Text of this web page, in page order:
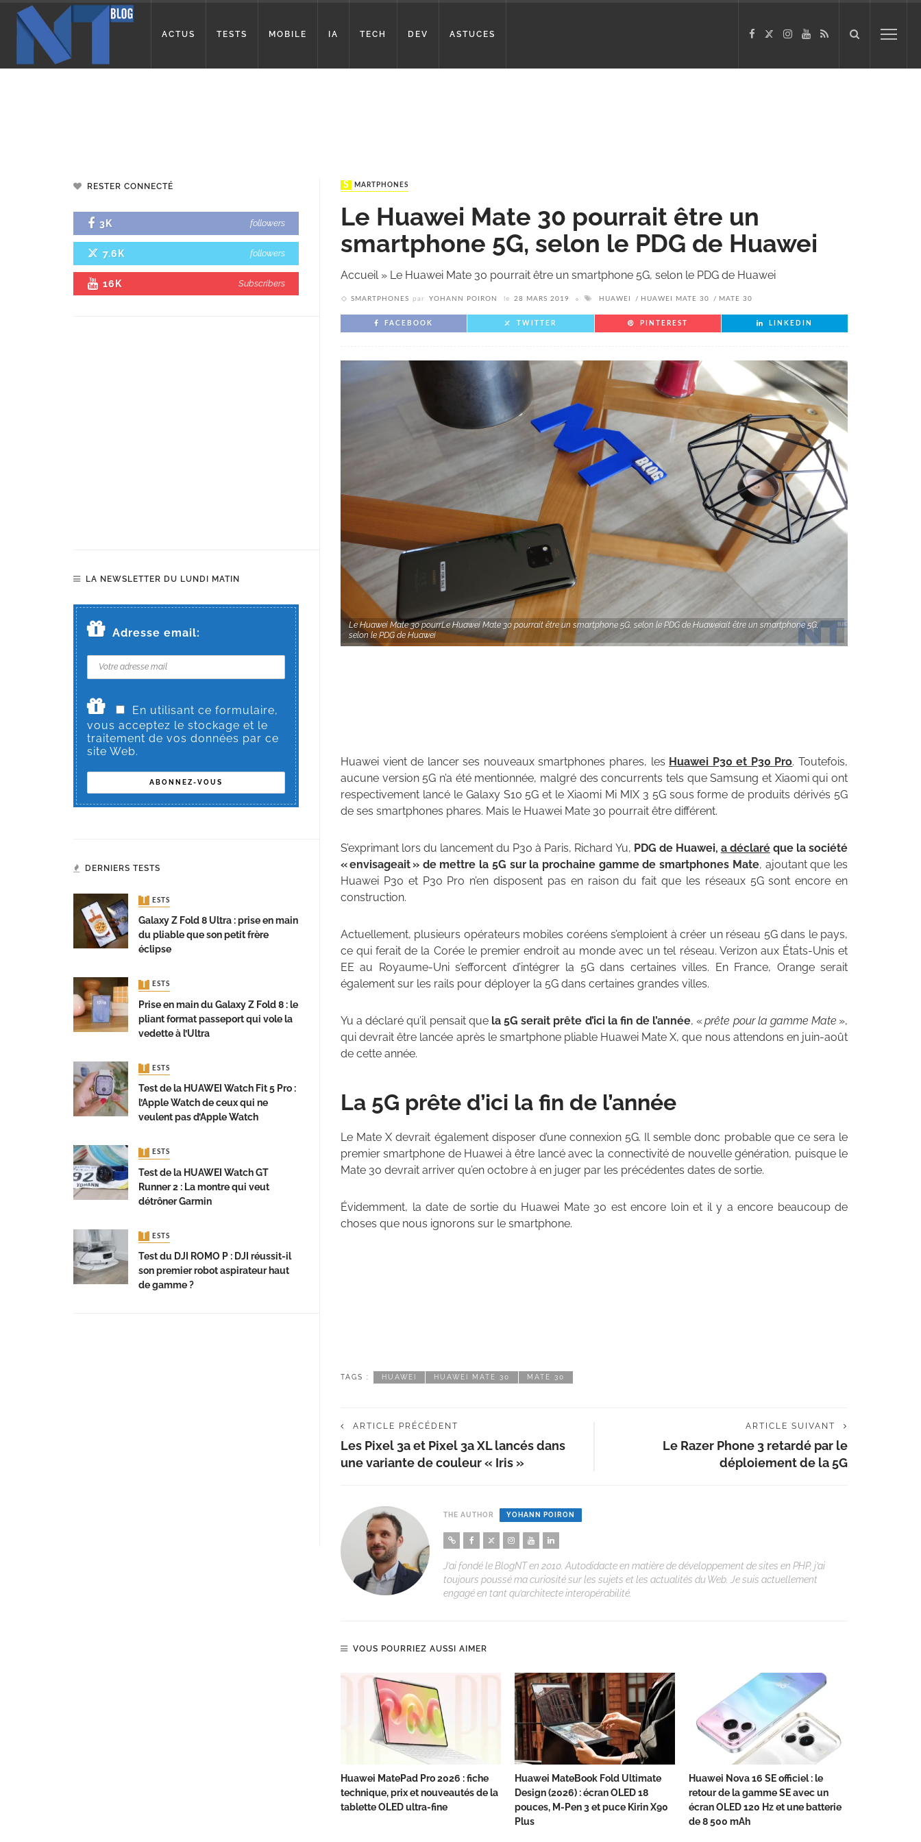
ACTUS TESTS MOBILE IA TECH DEV ASTUCES
SMARTPHONES
Le Huawei Mate 30 pourrait être un
smartphone 5G, selon le PDG de Huawei
Accueil» Le Huawei Mate 30 pourrait être un smartphone 5G, selon le PDG de Huawei
SMARTPHONES par YOHANN POIRON le 28 MARS 2019 HUAWEI HUAWEI MATE 30 MATE 30
FACEBOOK TWITTER PINTEREST LINKEDIN
Le Huawei Mate 30 pourrLe Huawei Mate 30 pourrait être un smartphone 5G, selon le PDG de Huaweiait être un smartphone 5G,
selon le PDG de Huawei
Huawei vient de lancer ses nouveaux smartphones phares, les Huawei P30 et P30 Pro. Toutefois,
aucune version 5G n’a été mentionnée, malgré des concurrents tels que Samsung et Xiaomi qui ont
respectivement lancé le Galaxy S10 5G et le Xiaomi Mi MIX 3 5G sous forme de produits dérivés 5G
de ses smartphones phares. Mais le Huawei Mate 30 pourrait être différent.
S’exprimant lors du lancement du P30 à Paris, Richard Yu, PDG de Huawei, a déclaréque la société
« envisageait » de mettre la 5G sur la prochaine gamme de smartphones Mate, ajoutant que les
Huawei P30 et P30 Pro n’en disposent pas en raison du fait que les réseaux 5G sont encore en
construction.
Actuellement, plusieurs opérateurs mobiles coréens s’emploient à créer un réseau 5G dans le pays,
ce qui ferait de la Corée le premier endroit au monde avec un tel réseau. Verizon aux États-Unis et
EE au Royaume-Uni s’efforcent d’intégrer la 5G dans certaines villes. En France, Orange serait
également sur les rails pour déployer la 5G dans certaines grandes villes.
Yu a déclaré qu’il pensait que la 5G serait prête d’ici la fin de l’année, «prête pour la gamme Mate »,
qui devrait être lancée après le smartphone pliable Huawei Mate X, que nous attendons en juin-août
de cette année.
La 5G prête d’ici la fin de l’année
Le Mate X devrait également disposer d’une connexion 5G. Il semble donc probable que ce sera le
premier smartphone de Huawei à être lancé avec la connectivité de nouvelle génération, puisque le
Mate 30 devrait arriver qu’en octobre à en juger par les précédentes dates de sortie.
Évidemment, la date de sortie du Huawei Mate 30 est encore loin et il y a encore beaucoup de
choses que nous ignorons sur le smartphone.
TAGS : HUAWEI HUAWEI MATE 30 MATE 30
ARTICLE PRÉCÉDENT
Les Pixel 3a et Pixel 3a XL lancés dans
une variante de couleur « Iris »
ARTICLE SUIVANT
Le Razer Phone 3 retardé par le
déploiement de la 5G
THE AUTHOR YOHANN POIRON
J’ai fondé le BlogNT en 2010. Autodidacte en matière de développement de sites en PHP, j’ai
toujours poussé ma curiosité sur les sujets et les actualités du Web. Je suis actuellement
engagé en tant qu’architecte interopérabilité.
VOUS POURRIEZ AUSSI AIMER
Huawei MatePad Pro 2026 : fiche
technique, prix et nouveautés de la
tablette OLED ultra-fine
Huawei MateBook Fold Ultimate
Design (2026) : écran OLED 18
pouces, M-Pen 3 et puce Kirin X90
Plus
Huawei Nova 16 SE officiel : le
retour de la gamme SE avec un
écran OLED 120 Hz et une batterie
de 8 500 mAh
RESTER CONNECTÉ
3K followers
7.6K followers
16K Subscribers
LA NEWSLETTER DU LUNDI MATIN
Adresse email:
En utilisant ce formulaire,
vous acceptez le stockage et le
traitement de vos données par ce
site Web.
DERNIERS TESTS
TESTS
Galaxy Z Fold 8 Ultra : prise en main
du pliable que son petit frère
éclipse
TESTS
Prise en main du Galaxy Z Fold 8 : le
pliant format passeport qui vole la
vedette à l’Ultra
TESTS
Test de la HUAWEI Watch Fit 5 Pro :
l’Apple Watch de ceux qui ne
veulent pas d’Apple Watch
TESTS
Test de la HUAWEI Watch GT
Runner 2 : La montre qui veut
détrôner Garmin
TESTS
Test du DJI ROMO P : DJI réussit-il
son premier robot aspirateur haut
de gamme ?